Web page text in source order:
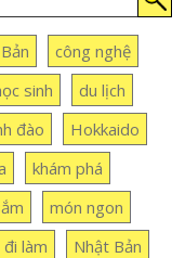
công nghệ
sinh
du lịch
đào
Hokkaido
khám phá
món ngon
làm
Nhật Bản